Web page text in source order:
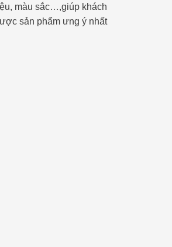
màu sắc…,giúp khách
sản phẩm ưng ý nhất